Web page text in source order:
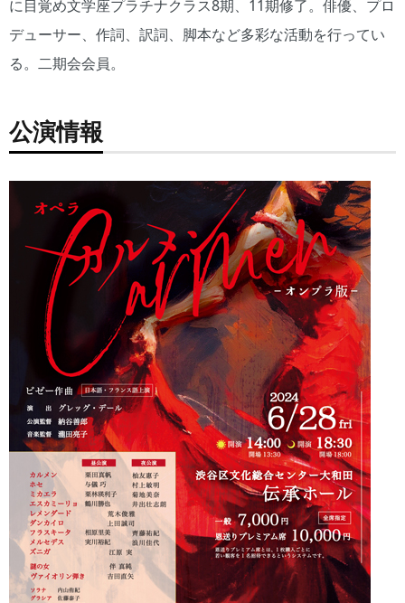
に目覚め文学座プラチナクラス8期、11期修了。俳優、プロ
デューサー、作詞、訳詞、脚本など多彩な活動を行ってい
る。二期会会員。
公演情報